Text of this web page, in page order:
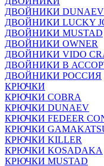
ДВОЙНИКИ DUNAEV
ДВОЙНИКИ LUCKY
ДВОЙНИКИ MUSTAD
ДВОЙНИКИ OWNER
ДВОЙНИКИ VIDO
ДВОЙНИКИ В
ДВОЙНИКИ РОССИЯ
КРЮЧКИ
КРЮЧКИ COBRA
КРЮЧКИ DUNAEV
КРЮЧКИ FEDEER
КРЮЧКИ
КРЮЧКИ KILLER
КРЮЧКИ KOSADAKA
КРЮЧКИ MUSTAD